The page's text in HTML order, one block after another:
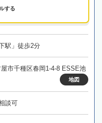
する
駅」徒歩2分
市千種区春岡1-4-8 ESSE池
地図
談可